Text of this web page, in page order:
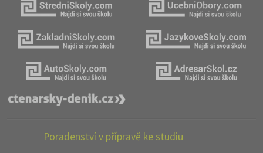
Poradenství v přípravě ke studiu